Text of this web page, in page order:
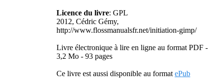
Licence du livre: GPL
2012, Cédric Gémy,
http://www.flossmanualsfr.net/initiation-gimp/
Livre électronique à lire en ligne au format PDF -
3,2 Mo - 93 pages
Ce livre est aussi disponible au format ePub